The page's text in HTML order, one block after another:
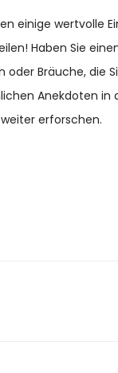
einige wertvolle
Haben Sie
Bräuche, die
Anekdoten
erforschen.